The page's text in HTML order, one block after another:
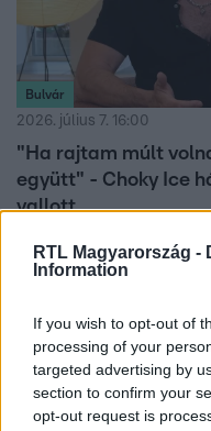
RTL Magyarország -
Information
If you wish to opt-out of
processing of your
targeted advertising by
section to confirm your
opt-out request is
Bulvár
2026. július 7. 16:00
"Ha rajtam múlt
együtt" - Choky Ice
vallott
színészkedéssel